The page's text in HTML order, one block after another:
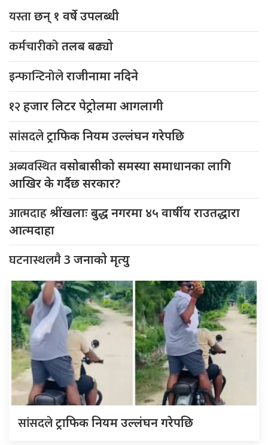
यस्ताछन् १ वर्षे उपलब्धी
कर्मचारीकोतलब बढ्यो
इन्फान्टिनोलेराजीनामा नदिने
१२हजार लिटर पेट्रोलमा आगलागी
सांसदलेट्राफिक नियम उल्लंघन गरेपछि
अब्यवस्थितवसोबासीको समस्या समाधानका लागि
आखिर के गर्दैछ सरकार?
आत्मदाहश्रींखलाः बुद्ध नगरमा ४५ वार्षीय राउतद्धारा
आत्मदाहा
घटनास्थलमै3 जनाको मृत्यु
सांसदलेट्राफिक नियम उल्लंघन गरेपछि